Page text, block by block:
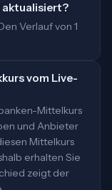
aktualisiert?
Verlauf von 1
vom Live-
Mittelkurs
und Anbieter
Mittelkurs
erhalten Sie
zeigt der